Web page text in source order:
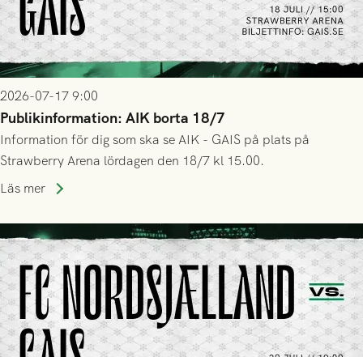
2026-07-17 9:00
Publikinformation: AIK borta 18/7
Information för dig som ska se AIK - GAIS på plats på
Strawberry Arena lördagen den 18/7 kl 15.00.
Läs mer